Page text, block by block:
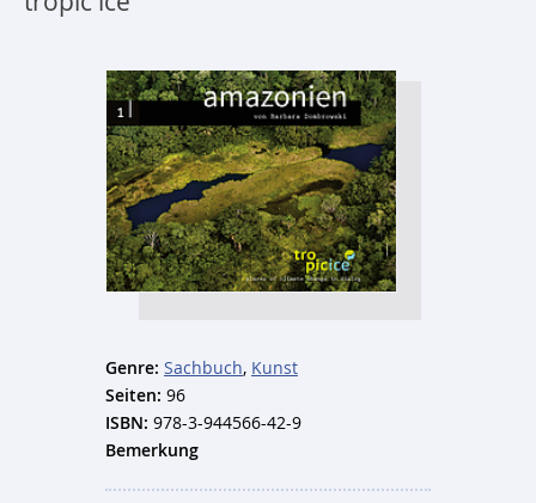
Genre: Sachbuch, Kunst
Seiten: 96
ISBN: 978-3-944566-42-9
Bemerkung